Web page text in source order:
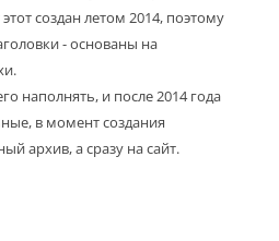
создан летом 2014, поэтому
- основаны на
наполнять, и после 2014 года
в момент создания
архив, а сразу на сайт.